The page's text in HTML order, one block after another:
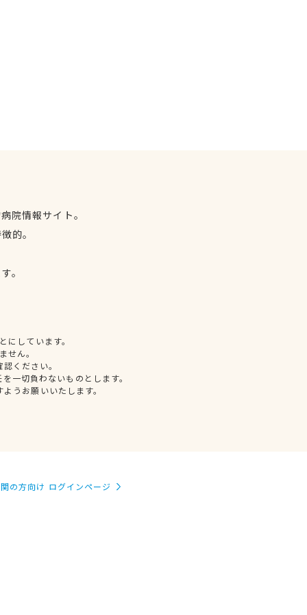
院情報サイト。
的。
。
しています。
せん。
ください。
一切負わないものとします。
うお願いいたします。
の方向け ログインページ